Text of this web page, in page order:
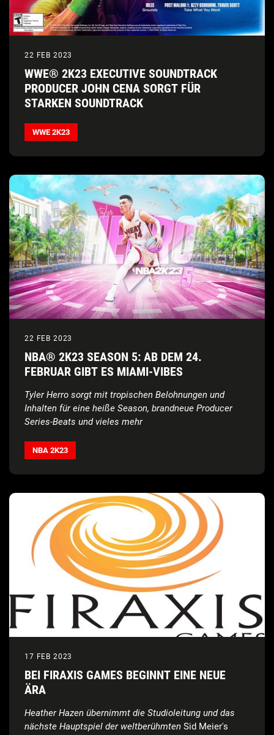
22 FEB 2023
WWE® 2K23 EXECUTIVE SOUNDTRACK
PRODUCER JOHN CENA SORGT FÜR
STARKEN SOUNDTRACK
WWE 2K23
22 FEB 2023
NBA® 2K23 SEASON 5: AB DEM 24.
FEBRUAR GIBT ES MIAMI-VIBES
Tyler Herro sorgt mit tropischen Belohnungen und
Inhalten für eine heiße Season, brandneue Producer
Series-Beats und vieles mehr
NBA 2K23
17 FEB 2023
BEI FIRAXIS GAMES BEGINNT EINE NEUE
ÄRA
Heather Hazen übernimmt die Studioleitung und das
nächste Hauptspiel der weltberühmten Sid Meier's